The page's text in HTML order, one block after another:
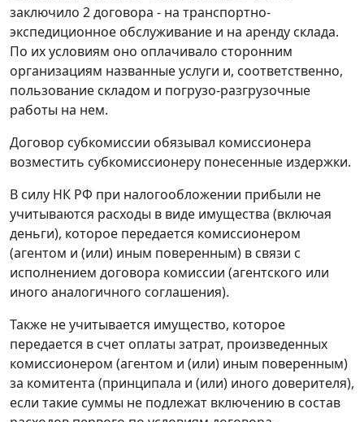
заключило 2 договора - на транспортно-
экспедиционное обслуживание и на аренду склада.
По их условиям оно оплачивало сторонним
организациям названные услуги и, соответственно,
пользование складом и погрузо-разгрузочные
работы на нем.
Договор субкомиссии обязывал комиссионера
возместить субкомиссионеру понесенные издержки.
В силу НК РФ при налогообложении прибыли не
учитываются расходы в виде имущества (включая
деньги), которое передается комиссионером
(агентом и (или) иным поверенным) в связи с
исполнением договора комиссии (агентского или
иного аналогичного соглашения).
Также не учитывается имущество, которое
передается в счет оплаты затрат, произведенных
комиссионером (агентом и (или) иным поверенным)
за комитента (принципала и (или) иного доверителя),
если такие суммы не подлежат включению в состав